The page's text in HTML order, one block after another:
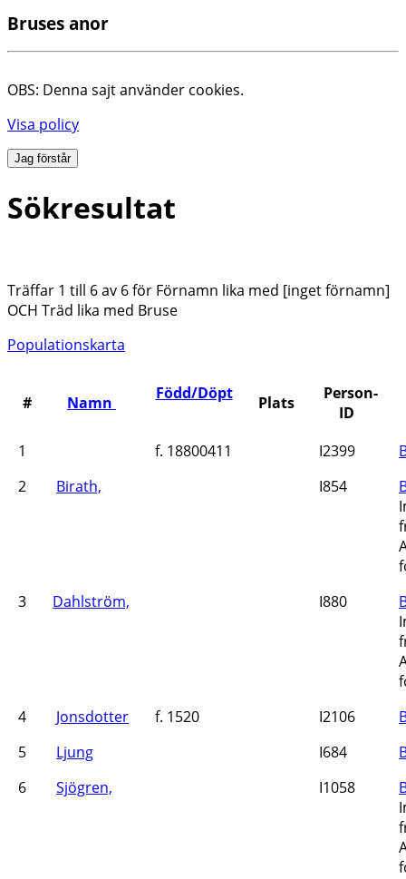
Bruses anor
OBS: Denna sajt använder cookies.
Visa policy
Jag förstår
Sökresultat
Träffar 1 till 6 av 6 för Förnamn lika med [inget förnamn]
OCH Träd lika med Bruse
Populationskarta
# Namn Född/Döpt Plats
Person-
ID
1
f. 18800411 I2399
2
Birath, I854
3
Dahlström, I880
4
Jonsdotter f. 1520 I2106
5
Ljung I684
6
Sjögren, I1058